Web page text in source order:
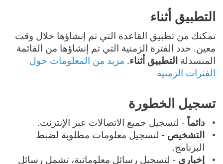
التطبيق أثناء
تمكنك من تطبيق القاعدة التي تم إنشاؤها خلال وقت
معين. حدد الفترة الزمنية التي تم إنشاؤها من القائمة
المنسدلة التطبيق أثناء. مزيد من المعلومات حول
الفترات الزمنية
تسجيل الخطورة
دائماً - لتسجيل جميع الاتصالات عبر الإنترنت.
التشخيص - لتسجيل معلومات مطلوبة لضبط
البرنامج.
إخباري - لتسجيل رسائل معلوماتية، تشمل رسائل